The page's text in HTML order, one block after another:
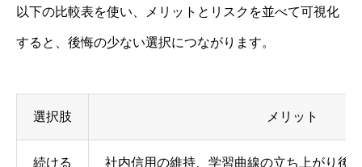
以下の比較表を使い、メリットとリスクを並べて可視化
すると、後悔の少ない選択につながります。
選択肢 メリット
続ける 社内信用の維持、学習曲線の立ち上がり後